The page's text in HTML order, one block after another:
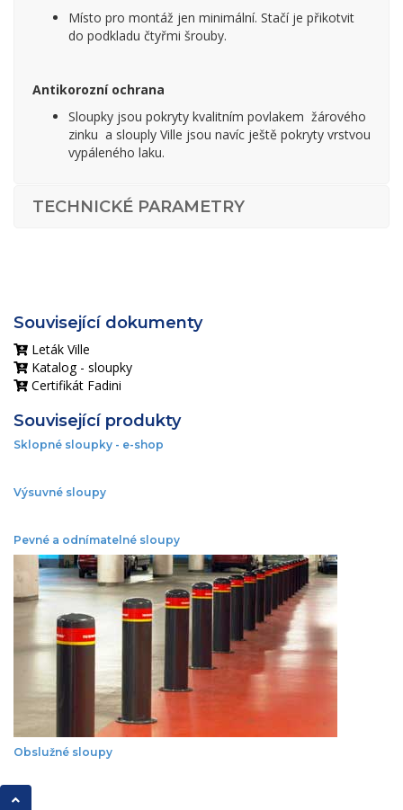
Místo pro montáž jen minimální. Stačí je přikotvit
do podkladu čtyřmi šrouby.
Antikorozní ochrana
Sloupky jsou pokryty kvalitním povlakem žárového
zinku a slouply Ville jsou navíc ještě pokryty vrstvou
vypáleného laku.
TECHNICKÉ PARAMETRY
Související dokumenty
Leták Ville
Katalog - sloupky
Certifikát Fadini
Související produkty
Sklopné sloupky - e-shop
Výsuvné sloupy
Pevné a odnímatelné sloupy
Obslužné sloupy